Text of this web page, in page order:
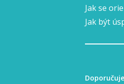
Jak se
Jak být